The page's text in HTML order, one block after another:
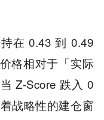
在 0.43 到 0.49
格相对于「实际
Z-Score 跌入 0
战略性的建仓窗